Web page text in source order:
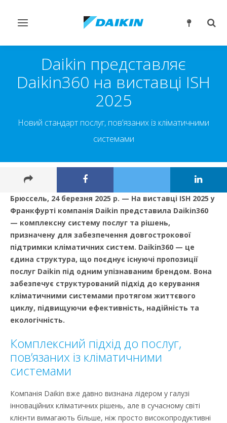
Перемикнути
Daikin представляє
Daikin360 на виставці ISH
2025
Новий стандарт послуг, пов’язаних із кліматичними
системами
Брюссель, 24 березня 2025 р. — На виставці ISH 2025 у
Франкфурті компанія Daikin представила Daikin360
— комплексну систему послуг та рішень,
призначену для забезпечення довгострокової
підтримки кліматичних систем. Daikin360 — це
єдина структура, що поєднує існуючі пропозиції
послуг Daikin під одним упізнаваним брендом. Вона
забезпечує структурований підхід до керування
кліматичними системами протягом життєвого
циклу, підвищуючи ефективність, надійність та
екологічність.
Комплексний підхід до послуг,
пов’язаних із кліматичними
системами
Компанія Daikin вже давно визнана лідером у галузі
інноваційних кліматичних рішень, але в сучасному світі
клієнти вимагають більше, ніж просто високопродуктивні